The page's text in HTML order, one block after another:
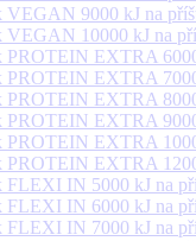
VEGAN 9000 kJ na
VEGAN 10000 kJ na
PROTEIN EXTRA
PROTEIN EXTRA
PROTEIN EXTRA
PROTEIN EXTRA
PROTEIN EXTRA
PROTEIN EXTRA
FLEXI IN 5000 kJ na
FLEXI IN 6000 kJ na
FLEXI IN 7000 kJ na